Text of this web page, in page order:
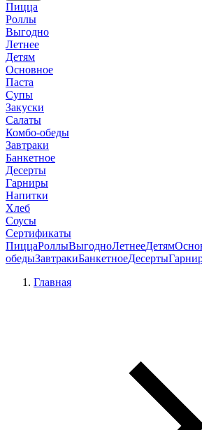
Пицца
Роллы
Выгодно
Летнее
Детям
Основное
Паста
Супы
Закуски
Салаты
Комбо-обеды
Завтраки
Банкетное
Десерты
Гарниры
Напитки
Хлеб
Соусы
Сертификаты
ПиццаРоллыВыгодноЛетнееДетям
обедыЗавтракиБанкетноеДесерты
Главная